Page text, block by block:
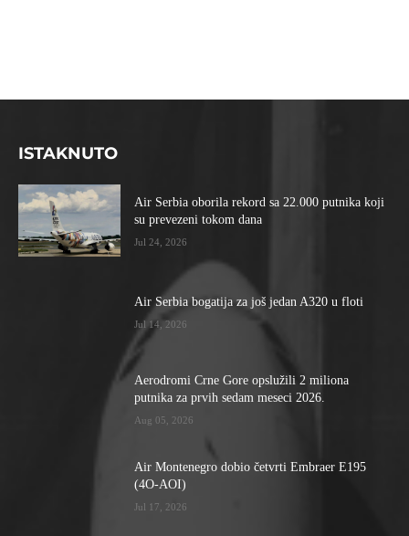
ISTAKNUTO
Air Serbia oborila rekord sa 22.000 putnika koji
su prevezeni tokom dana
Jul 24, 2026
Air Serbia bogatija za još jedan A320 u floti
Jul 14, 2026
Aerodromi Crne Gore opslužili 2 miliona
putnika za prvih sedam meseci 2026.
Aug 05, 2026
Air Montenegro dobio četvrti Embraer E195
(4O-AOI)
Jul 17, 2026